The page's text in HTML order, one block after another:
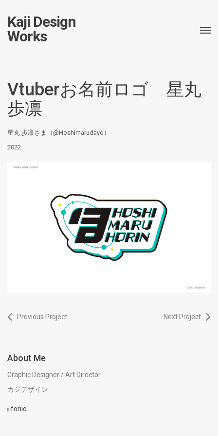
Kaji Design
Works
Vtuberお名前ロゴ 星丸
歩凛
星丸 歩凛さま（@Hoshimarudayo）
2022
Previous Project Next Project
About Me
Graphic Designer / Art Director
カジデザイン
▹foriio